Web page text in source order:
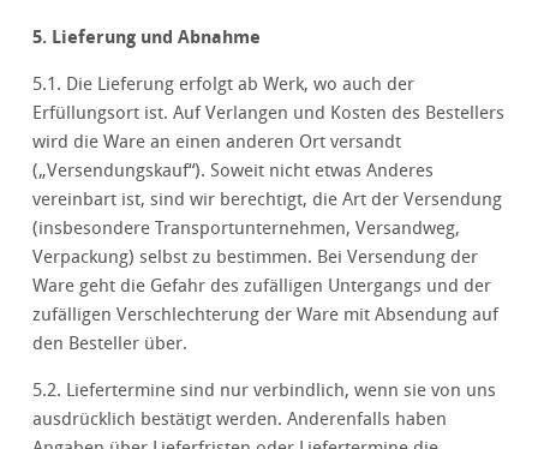
5. Lieferung und Abnahme
5.1. Die Lieferung erfolgt ab Werk, wo auch der
Erfüllungsort ist. Auf Verlangen und Kosten des Bestellers
wird die Ware an einen anderen Ort versandt
(„Versendungskauf“). Soweit nicht etwas Anderes
vereinbart ist, sind wir berechtigt, die Art der Versendung
(insbesondere Transportunternehmen, Versandweg,
Verpackung) selbst zu bestimmen. Bei Versendung der
Ware geht die Gefahr des zufälligen Untergangs und der
zufälligen Verschlechterung der Ware mit Absendung auf
den Besteller über.
5.2. Liefertermine sind nur verbindlich, wenn sie von uns
ausdrücklich bestätigt werden. Anderenfalls haben